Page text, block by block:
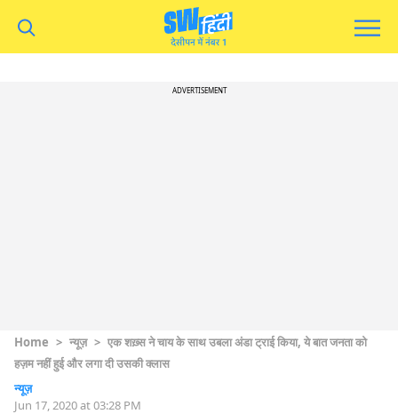
ADVERTISEMENT
Home > न्यूज़ > एक शख़्स ने चाय के साथ उबला अंडा ट्राई किया, ये बात जनता को
हज़म नहीं हुई और लगा दी उसकी क्लास
न्यूज़
Jun 17, 2020 at 03:28 PM